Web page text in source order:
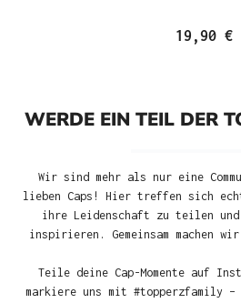
19,90 €
WERDE EIN TEIL DER
Wir sind mehr als nur eine
lieben Caps! Hier treffen sich
ihre Leidenschaft zu teilen
inspirieren. Gemeinsam machen
Teile deine Cap-Momente auf
markiere uns mit #topperzfamily